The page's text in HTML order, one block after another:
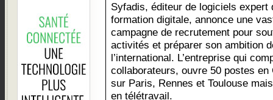
Syfadis, éditeur de logiciels expert
formation digitale, annonce une
campagne de recrutement pour
activités et préparer son ambition
l’international. L’entreprise qui
collaborateurs, ouvre 50 postes en
sur Paris, Rennes et Toulouse
en télétravail.